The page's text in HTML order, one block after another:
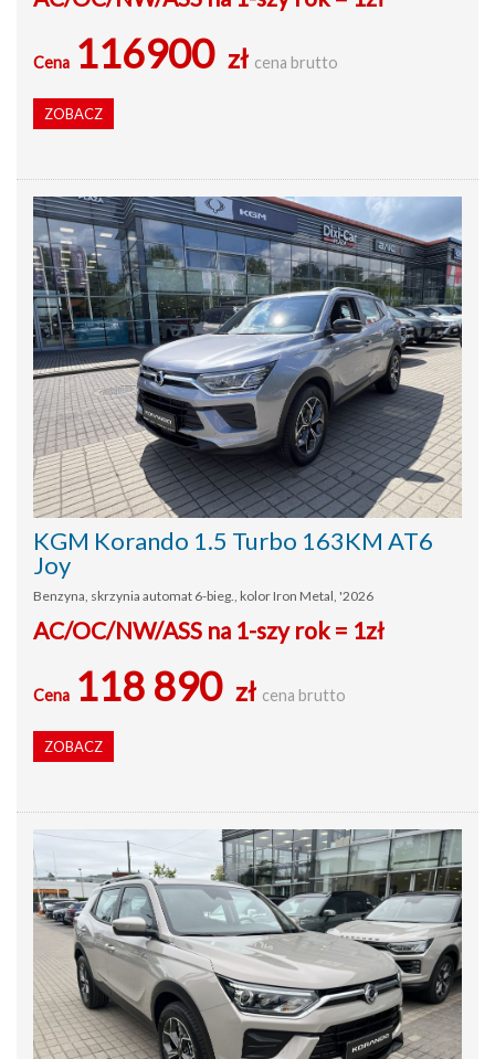
Cena 116900 zł cena brutto
ZOBACZ
KGM Korando 1.5 Turbo 163KM AT6
Joy
Benzyna, skrzynia automat 6-bieg., kolor Iron Metal, '2026
AC/OC/NW/ASS na 1-szy rok = 1zł
Cena 118 890 zł cena brutto
ZOBACZ